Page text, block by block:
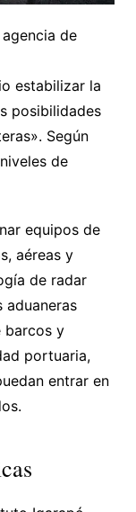
de
estabilizar la
posibilidades
Según
de
equipos de
aéreas y
de radar
aduaneras
barcos y
portuaria,
entrar en